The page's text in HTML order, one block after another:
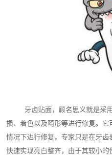
牙齿贴面，顾名思义就是采
损、着色以及畸形等进行修复。
情况下进行修复，专家只是在牙
快速实现亮白整齐，由于其较小